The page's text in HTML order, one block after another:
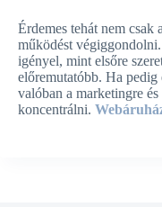
Érdemes tehát nem csak
működést
igényel, mint elsőre
előremutatóbb. Ha pedig
valóban a marketingre
koncentrálni.